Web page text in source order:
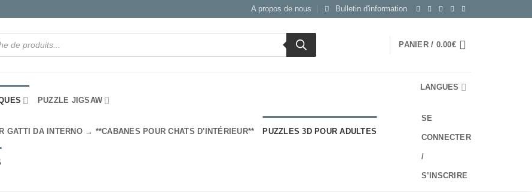
A propos de nous Bulletin d'information
PANIER / 0.00€
PUZZLE JIGSAW
GATTI DA INTERNO → **CABANES POUR CHATS D'INTÉRIEUR** PUZZLES 3D POUR ADULTES
LANGUES
SE
CONNECTER
/
S’INSCRIRE